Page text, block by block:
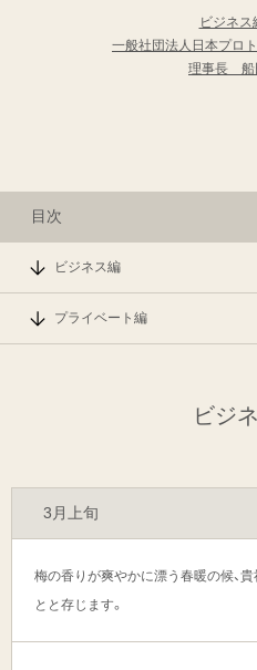
ビジネス
一般社団法人日本プロ
理事長 船
目次
ビジネス編
プライベート編
ビジ
3月上旬
梅の香りが爽やかに漂う春暖の候、
とと存じます。